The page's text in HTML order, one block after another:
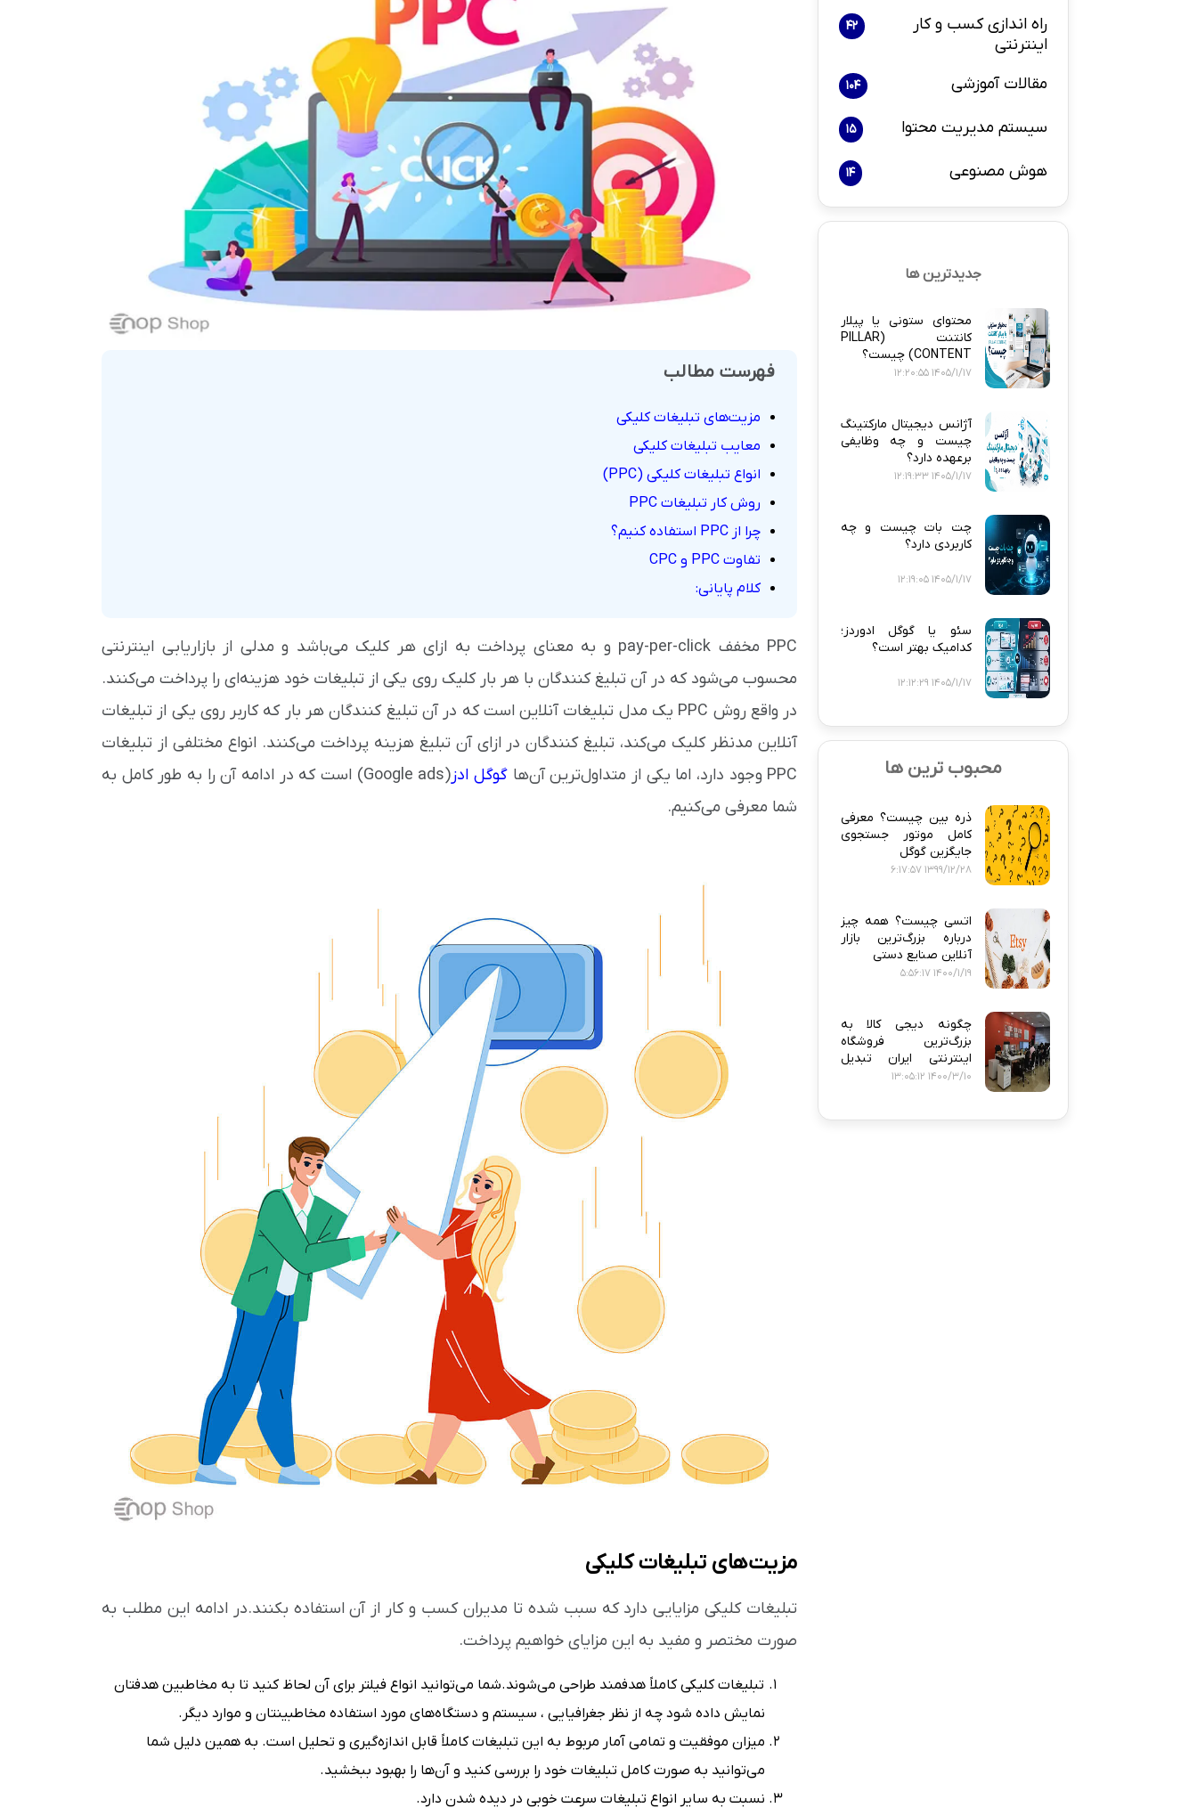
بازاریابی و فروش هوش مصنوعی درگاه های پرداخت اینترنتی
پلاگین های ارسال و تحویل
فهرست مطالب
مزیت‌های تبلیغات کلیکی
معایب تبلیغات کلیکی
انواع تبلیغات کلیکی (PPC)
روش کار تبلیغات PPC
چرا از PPC استفاده کنیم؟
تفاوت PPC و CPC
کلام پایانی:
PPC مخفف pay-per-click و به معنای پرداخت به ازای هر کلیک می‌باشد و مدلی از بازاریابی اینترنتی
محسوب می‌شود که در آن تبلیغ کنندگان با هر بار کلیک روی یکی از تبلیغات خود هزینه‌ای را پرداخت می‌کنند.
در واقع روش PPC یک مدل تبلیغات آنلاین است که در آن تبلیغ کنندگان هر بار که کاربر روی یکی از تبلیغات
آنلاین مدنظر کلیک می‌کند، تبلیغ کنندگان در ازای آن تبلیغ هزینه پرداخت می‌کنند. انواع مختلفی از تبلیغات
PPC وجود دارد، اما یکی از متداول‌ترین آن‌ها
گوگل ادز
(Google ads) است که در ادامه آن را به طور کامل به
شما معرفی می‌کنیم.
مزیت‌های تبلیغات کلیکی
تبلیغات کلیکی مزایایی دارد که سبب شده تا مدیران کسب و کار از آن استفاده بکنند.در ادامه این مطلب به
صورت مختصر و مفید به این مزایای خواهیم پرداخت.
تبلیغات کلیکی کاملاً هدفمند طراحی می‌شوند.شما می‌توانید انواع فیلتر برای آن‌ لحاظ کنید تا به مخاطبین هدفتان
نمایش داده شود چه از نظر جغرافیایی ، سیستم و دستگاه‌های مورد استفاده مخاطبینتان و موارد دیگر.
میزان موفقیت و تمامی آمار مربوط به این تبلیغات کاملاً قابل اندازه‌گیری و تحلیل است. به همین دلیل شما
می‌توانید به صورت کامل تبلیغات خود را بررسی کنید و آن‌ها را بهبود ببخشید.
نسبت به سایر انواع تبلیغات سرعت خوبی در دیده شدن دارد.
راه اندازی کسب و کار
اینترنتی
42
مقالات آموزشی 104
سیستم مدیریت محتوا 15
هوش مصنوعی 14
جدیدترین ها
محتوای ستونی یا پیلار
کانتنت (PILLAR
CONTENT) چیست؟
1405/1/17 12:20:55
آژانس دیجیتال مارکتینگ
چیست و چه وظایفی
برعهده دارد؟
1405/1/17 12:19:33
چت بات چیست و چه
کاربردی دارد؟
1405/1/17 12:19:05
سئو یا گوگل ادوردز؛
کدامیک بهتر است؟
1405/1/17 12:12:29
محبوب ترین ها
ذره‌ بین چیست؟ معرفی
کامل موتور جستجوی
جایگزین گوگل
1399/12/28 6:17:57
اتسی چیست؟ همه‌ چیز
درباره بزرگ‌ترین بازار
آنلاین صنایع دستی
1400/1/19 5:56:17
چگونه دیجی‌ کالا به
بزرگ‌ترین فروشگاه
اینترنتی ایران تبدیل
شد؟
1400/3/10 13:05:12